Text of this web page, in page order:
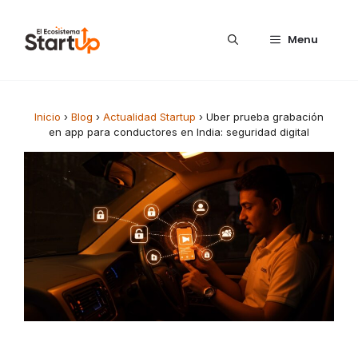
Menu
Inicio › Blog › Actualidad Startup › Uber prueba grabación
en app para conductores en India: seguridad digital